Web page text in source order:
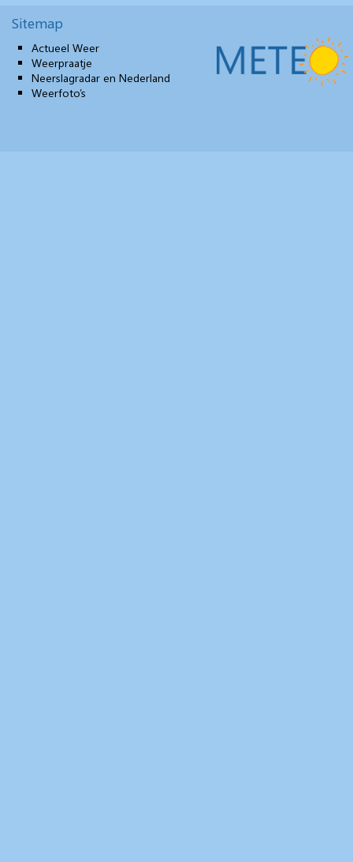
Sitemap
Actueel Weer
Weerpraatje
Neerslagradar en Nederland
Weerfoto’s